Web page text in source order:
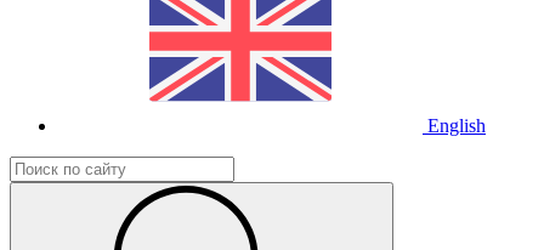
English